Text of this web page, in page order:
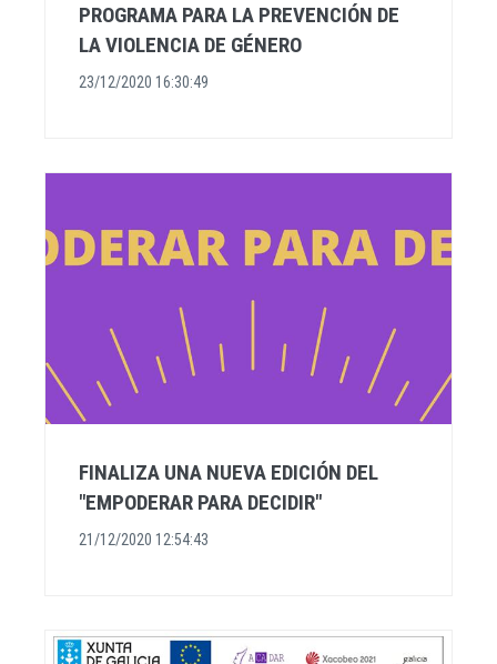
PROGRAMA PARA LA PREVENCIÓN DE
LA VIOLENCIA DE GÉNERO
23/12/2020 16:30:49
FINALIZA UNA NUEVA EDICIÓN DEL
"EMPODERAR PARA DECIDIR"
21/12/2020 12:54:43